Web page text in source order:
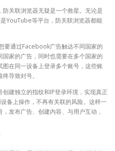
关联浏览器无疑是一个救星。无论是
YouTube等平台，防关联浏览器都能
要通过Facebook广告触达不同国家的
家的广告，同时也需要在多个国家的
在同一设备上登录多个账号，这些账
导致封号。
建独立的指纹和IP登录环境，实现真正
备上操作，不再有关联的风险。这样一
发布广告、创建内容、与用户互动，